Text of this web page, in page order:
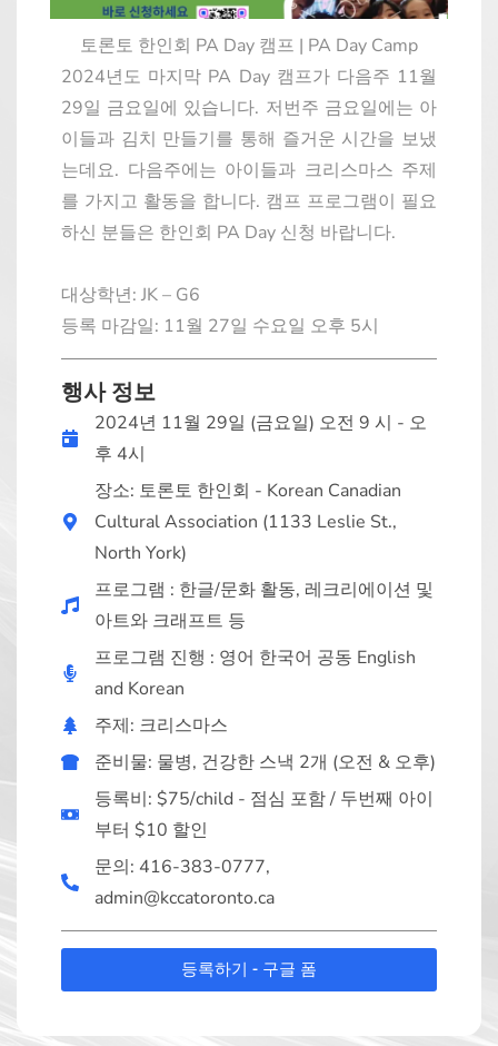
토론토 한인회 PA Day 캠프 | PA Day Camp
2024년도 마지막 PA Day 캠프가 다음주 11월
29일 금요일에 있습니다. 저번주 금요일에는 아
이들과 김치 만들기를 통해 즐거운 시간을 보냈
는데요. 다음주에는 아이들과 크리스마스 주제
를 가지고 활동을 합니다. 캠프 프로그램이 필요
하신 분들은 한인회 PA Day 신청 바랍니다.
대상학년: JK – G6
등록 마감일: 11월 27일 수요일 오후 5시
행사 정보
2024년 11월 29일 (금요일) 오전 9 시 - 오
후 4시
장소: 토론토 한인회 - Korean Canadian
Cultural Association (1133 Leslie St.,
North York)
프로그램 : 한글/문화 활동, 레크리에이션 및
아트와 크래프트 등
프로그램 진행 : 영어 한국어 공동 English
and Korean
주제: 크리스마스
준비물: 물병, 건강한 스낵 2개 (오전 & 오후)
등록비: $75/child - 점심 포함 / 두번째 아이
부터 $10 할인
문의: 416-383-0777,
admin@kccatoronto.ca
등록하기 - 구글 폼